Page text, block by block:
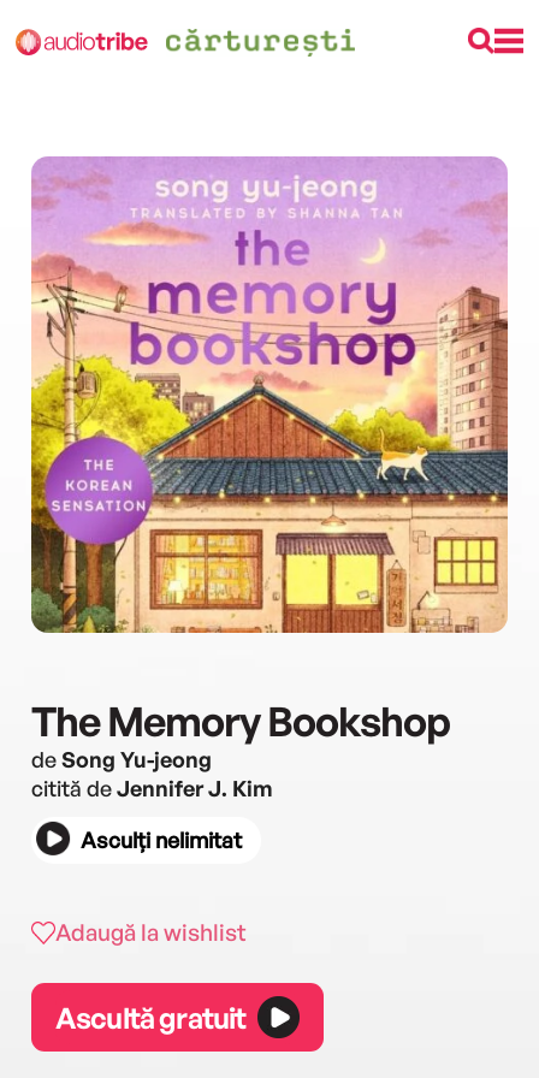
The Memory Bookshop
deSong Yu-jeong
citită deJennifer J. Kim
Asculți nelimitat
Adaugă la wishlist
Ascultă gratuit